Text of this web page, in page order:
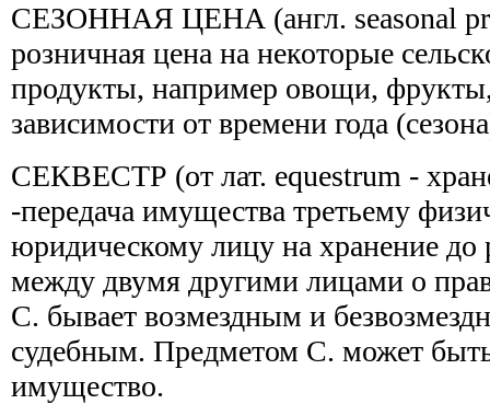
СЕЗОННАЯ ЦЕНА (англ. seasonal
розничная цена на некоторые
продукты, например овощи,
зависимости от времени года
СЕКВЕСТР (от лат. equestrum -
-передача имущества третьему
юридическому лицу на хранение до
между двумя другими лицами о
С. бывает возмездным и
судебным. Предметом С. может
имущество.